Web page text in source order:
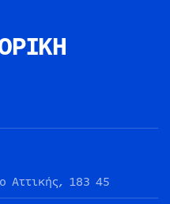
Αττικής, 183 45